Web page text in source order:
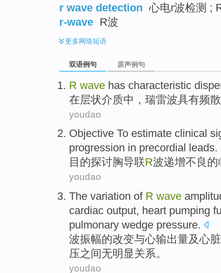
r wave detection 心电r波检测 ;
r-wave R波
更多网络短语
双语例句 原声例句
R wave has characteristic
在层状介质中，瑞雷波具有频散
youdao
Objective To estimate clinical
progression in precordial
leads.
目的探讨胸导联R波递增不良的
youdao
The variation of R wave
cardiac output, heart pumping
pulmonary wedge pressure.
波振幅的改变与心输出量及心
压之间无明显关系。
youdao